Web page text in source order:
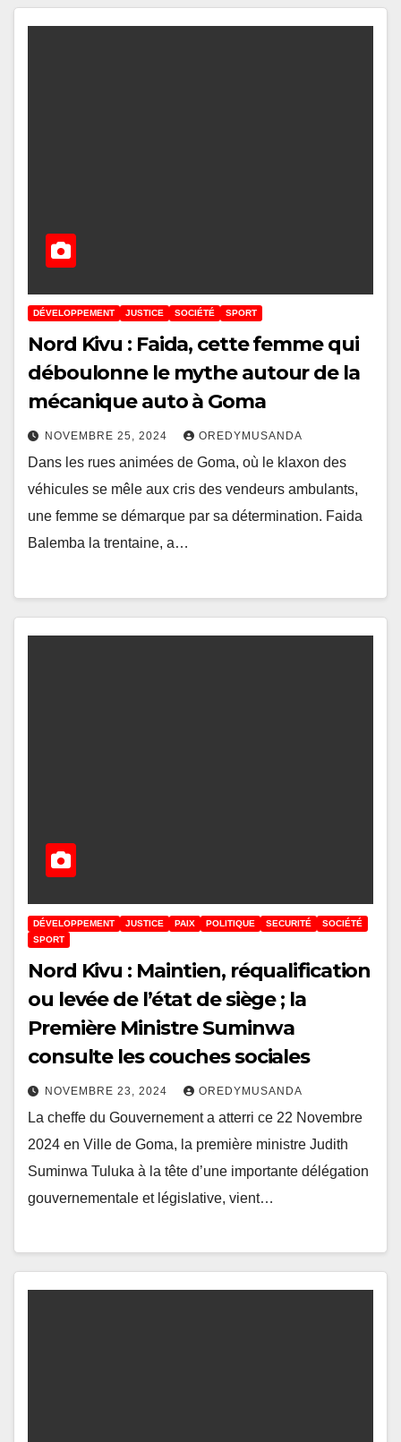
DÉVELOPPEMENT JUSTICE SOCIÉTÉ SPORT
Nord Kivu : Faida, cette femme qui
déboulonne le mythe autour de la
mécanique auto à Goma
NOVEMBRE 25, 2024 OREDYMUSANDA
Dans les rues animées de Goma, où le klaxon des
véhicules se mêle aux cris des vendeurs ambulants,
une femme se démarque par sa détermination. Faida
Balemba la trentaine, a…
DÉVELOPPEMENT JUSTICE PAIX POLITIQUE SECURITÉ
SOCIÉTÉ
SPORT
Nord Kivu : Maintien, réqualification
ou levée de l’état de siège ; la
Première Ministre Suminwa
consulte les couches sociales
NOVEMBRE 23, 2024 OREDYMUSANDA
La cheffe du Gouvernement a atterri ce 22 Novembre
2024 en Ville de Goma, la première ministre Judith
Suminwa Tuluka à la tête d’une importante délégation
gouvernementale et législative, vient…